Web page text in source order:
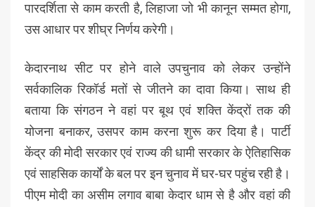
पारदर्शिता से काम करती है, लिहाजा जो भी कानून सम्मत होगा,
उस आधार पर शीघ्र निर्णय करेगी।
केदारनाथ सीट पर होने वाले उपचुनाव को लेकर उन्होंने
सर्वकालिक रिकॉर्ड मतों से जीतने का दावा किया। साथ ही
बताया कि संगठन ने वहां पर बूथ एवं शक्ति केंद्रों तक की
योजना बनाकर, उसपर काम करना शुरू कर दिया है। पार्टी
केंद्र की मोदी सरकार एवं राज्य की धामी सरकार के ऐतिहासिक
एवं साहसिक कार्यों के बल पर इन चुनाव में घर-घर पहुंच रही है।
पीएम मोदी का असीम लगाव बाबा केदार धाम से है और वहां की